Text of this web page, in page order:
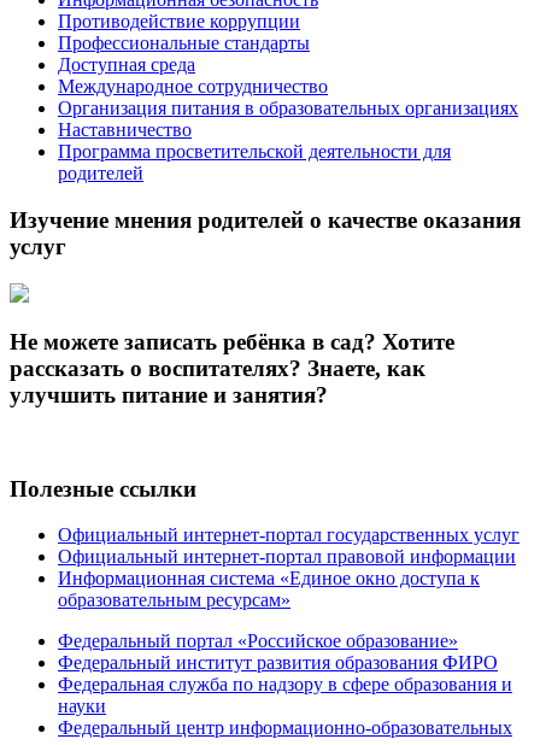
Противодействие коррупции
Профессиональные стандарты
Доступная среда
Международное сотрудничество
Организация питания в образовательных организациях
Наставничество
Программа просветительской деятельности для
родителей
Изучение мнения родителей о качестве оказания
услуг
Не можете записать ребёнка в сад? Хотите
рассказать о воспитателях? Знаете, как
улучшить питание и занятия?
Полезные ссылки
Официальный интернет-портал государственных услуг
Официальный интернет-портал правовой информации
Информационная система «Единое окно доступа к
образовательным ресурсам»
Федеральный портал «Российское образование»
Федеральный институт развития образования ФИРО
Федеральная служба по надзору в сфере образования и
науки
Федеральный центр информационно-образовательных